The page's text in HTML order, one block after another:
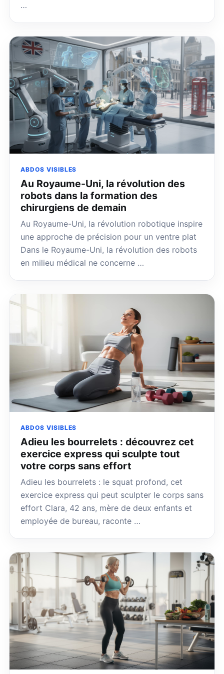
…
ABDOS VISIBLES
Au Royaume-Uni, la révolution des
robots dans la formation des
chirurgiens de demain
Au Royaume-Uni, la révolution robotique inspire
une approche de précision pour un ventre plat
Dans le Royaume-Uni, la révolution des robots
en milieu médical ne concerne …
ABDOS VISIBLES
Adieu les bourrelets : découvrez cet
exercice express qui sculpte tout
votre corps sans effort
Adieu les bourrelets : le squat profond, cet
exercice express qui peut sculpter le corps sans
effort Clara, 42 ans, mère de deux enfants et
employée de bureau, raconte …